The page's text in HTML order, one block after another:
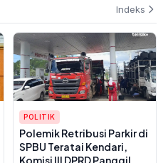
Indeks
POLITIK
Polemik Retribusi Parkir di
SPBU Teratai Kendari,
Komisi III DPRD Panggil